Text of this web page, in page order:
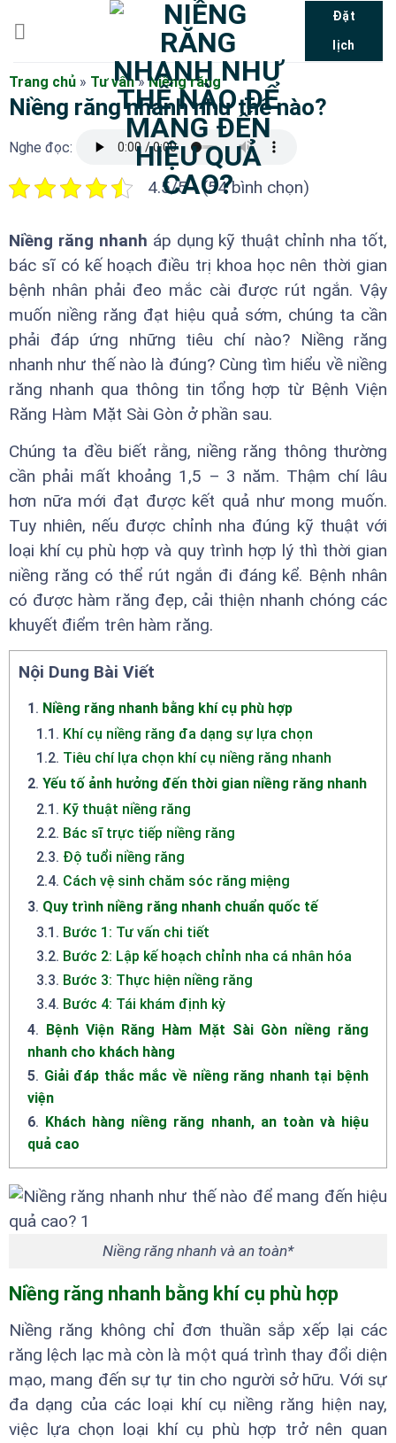
dung
Đặt
lịch
Trang chủ » Tư vấn»Niềng răng
Niềng răng nhanh như thế nào?
Nghe đọc:
4.5/5 - (54 bình chọn)
Niềng răng nhanh áp dụng kỹ thuật chỉnh nha tốt,
bác sĩ có kế hoạch điều trị khoa học nên thời gian
bệnh nhân phải đeo mắc cài được rút ngắn. Vậy
muốn niềng răng đạt hiệu quả sớm, chúng ta cần
phải đáp ứng những tiêu chí nào? Niềng răng
nhanh như thế nào là đúng? Cùng tìm hiểu về niềng
răng nhanh qua thông tin tổng hợp từ Bệnh Viện
Răng Hàm Mặt Sài Gòn ở phần sau.
Chúng ta đều biết rằng, niềng răng thông thường
cần phải mất khoảng 1,5 – 3 năm. Thậm chí lâu
hơn nữa mới đạt được kết quả như mong muốn.
Tuy nhiên, nếu được chỉnh nha đúng kỹ thuật với
loại khí cụ phù hợp và quy trình hợp lý thì thời gian
niềng răng có thể rút ngắn đi đáng kể. Bệnh nhân
có được hàm răng đẹp, cải thiện nhanh chóng các
khuyết điểm trên hàm răng.
Nội Dung Bài Viết
1. Niềng răng nhanh bằng khí cụ phù hợp
1.1 . Khí cụ niềng răng đa dạng sự lựa chọn
1.2. Tiêu chí lựa chọn khí cụ niềng răng nhanh
2. Yếu tố ảnh hưởng đến thời gian niềng răng nhanh
2.1 . Kỹ thuật niềng răng
2.2. Bác sĩ trực tiếp niềng răng
2.3. Độ tuổi niềng răng
2.4. Cách vệ sinh chăm sóc răng miệng
3. Quy trình niềng răng nhanh chuẩn quốc tế
3.1 . Bước 1: Tư vấn chi tiết
3.2. Bước 2: Lập kế hoạch chỉnh nha cá nhân hóa
3.3. Bước 3: Thực hiện niềng răng
3.4. Bước 4: Tái khám định kỳ
4. Bệnh Viện Răng Hàm Mặt Sài Gòn niềng răng
nhanh cho khách hàng
5. Giải đáp thắc mắc về niềng răng nhanh tại bệnh
viện
6. Khách hàng niềng răng nhanh, an toàn và hiệu
quả cao
Niềng răng nhanh và an toàn*
Niềng răng nhanh bằng khí cụ phù hợp
Niềng răng không chỉ đơn thuần sắp xếp lại các
răng lệch lạc mà còn là một quá trình thay đổi diện
mạo, mang đến sự tự tin cho người sở hữu. Với sự
đa dạng của các loại khí cụ niềng răng hiện nay,
việc lựa chọn loại khí cụ phù hợp trở nên quan